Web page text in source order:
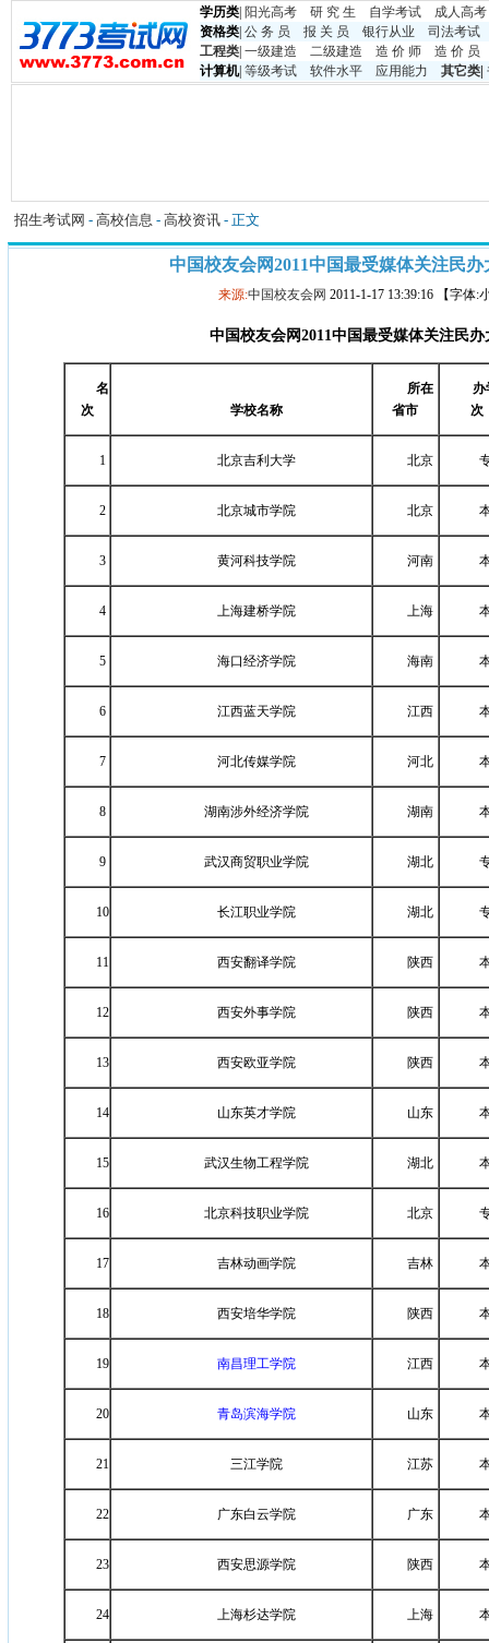
学历类 阳光高考 研 究 生 自学考试
成人高考
资格类 公 务 员 报 关 员 银行从业
司法考试
工程类 一级建造 二级建造 造 价 师
造 价 员
计算机| 等级考试 软件水平 应用能力 其它类
招生考试网 - 高校信息 - 高校资讯 - 正文
中国校友会网2011中国最受媒体关注民
来源:中国校友会网 2011-1-17 13:39:16 【字体:
中国校友会网2011中国最受媒体关注民办
名
次
学校名称
所在
省市
办
次
1 北京吉利大学 北京
2 北京城市学院 北京
3 黄河科技学院 河南
4 上海建桥学院 上海
5 海口经济学院 海南
6 江西蓝天学院 江西
7 河北传媒学院 河北
8 湖南涉外经济学院 湖南
9 武汉商贸职业学院 湖北
10 长江职业学院 湖北
11 西安翻译学院 陕西
12 西安外事学院 陕西
13 西安欧亚学院 陕西
14 山东英才学院 山东
15 武汉生物工程学院 湖北
16 北京科技职业学院 北京
17 吉林动画学院 吉林
18 西安培华学院 陕西
19 南昌理工学院 江西
20 青岛滨海学院 山东
21 三江学院 江苏
22 广东白云学院 广东
23 西安思源学院 陕西
24 上海杉达学院 上海